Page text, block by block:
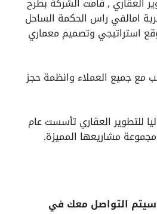
امالفي راس الحكمة الساحل
استراتيجي وتصميم معماري
مع جميع العملاء وانظمة حجز
للتطوير العقاري تأسست عام
التواصل معك في